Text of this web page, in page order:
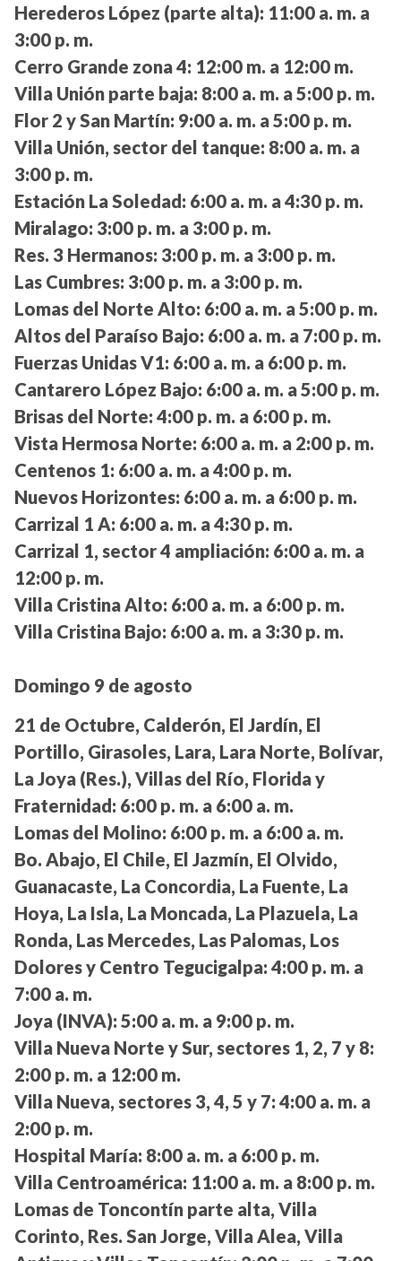
Herederos López (parte alta): 11:00 a. m. a
3:00 p. m.
Cerro Grande zona 4: 12:00 m. a 12:00 m.
Villa Unión parte baja: 8:00 a. m. a 5:00 p. m.
Flor 2 y San Martín: 9:00 a. m. a 5:00 p. m.
Villa Unión, sector del tanque: 8:00 a. m. a
3:00 p. m.
Estación La Soledad: 6:00 a. m. a 4:30 p. m.
Miralago: 3:00 p. m. a 3:00 p. m.
Res. 3 Hermanos: 3:00 p. m. a 3:00 p. m.
Las Cumbres: 3:00 p. m. a 3:00 p. m.
Lomas del Norte Alto: 6:00 a. m. a 5:00 p. m.
Altos del Paraíso Bajo: 6:00 a. m. a 7:00 p. m.
Fuerzas Unidas V1: 6:00 a. m. a 6:00 p. m.
Cantarero López Bajo: 6:00 a. m. a 5:00 p. m.
Brisas del Norte: 4:00 p. m. a 6:00 p. m.
Vista Hermosa Norte: 6:00 a. m. a 2:00 p. m.
Centenos 1: 6:00 a. m. a 4:00 p. m.
Nuevos Horizontes: 6:00 a. m. a 6:00 p. m.
Carrizal 1 A: 6:00 a. m. a 4:30 p. m.
Carrizal 1, sector 4 ampliación: 6:00 a. m. a
12:00 p. m.
Villa Cristina Alto: 6:00 a. m. a 6:00 p. m.
Villa Cristina Bajo: 6:00 a. m. a 3:30 p. m.
Domingo 9 de agosto
21 de Octubre, Calderón, El Jardín, El
Portillo, Girasoles, Lara, Lara Norte, Bolívar,
La Joya (Res.), Villas del Río, Florida y
Fraternidad: 6:00 p. m. a 6:00 a. m.
Lomas del Molino: 6:00 p. m. a 6:00 a. m.
Bo. Abajo, El Chile, El Jazmín, El Olvido,
Guanacaste, La Concordia, La Fuente, La
Hoya, La Isla, La Moncada, La Plazuela, La
Ronda, Las Mercedes, Las Palomas, Los
Dolores y Centro Tegucigalpa: 4:00 p. m. a
7:00 a. m.
Joya (INVA): 5:00 a. m. a 9:00 p. m.
Villa Nueva Norte y Sur, sectores 1, 2, 7 y 8:
2:00 p. m. a 12:00 m.
Villa Nueva, sectores 3, 4, 5 y 7: 4:00 a. m. a
2:00 p. m.
Hospital María: 8:00 a. m. a 6:00 p. m.
Villa Centroamérica: 11:00 a. m. a 8:00 p. m.
Lomas de Toncontín parte alta, Villa
Corinto, Res. San Jorge, Villa Alea, Villa